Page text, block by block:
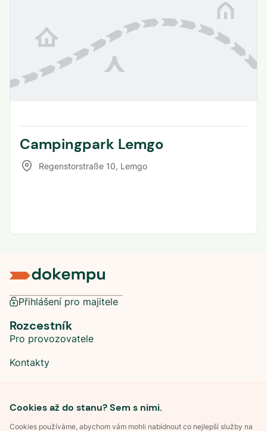
Campingpark Lemgo
Regenstorstraße 10, Lemgo
Cookies až do stanu? Sem s nimi.
Cookies používáme, abychom vám mohli nabídnout co nejlepší služby na
Přihlášení pro majitele
Rozcestník
Pro provozovatele
Kontakty